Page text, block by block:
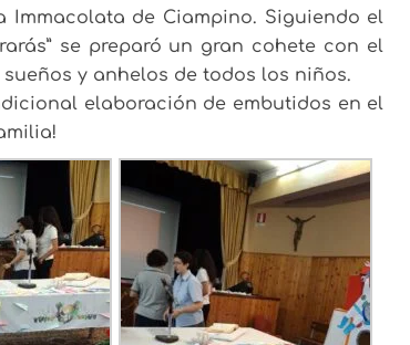
de Ciampino. Siguiendo el
se preparó un gran cohete con el
y anhelos de todos los niños.
elaboración de embutidos en el